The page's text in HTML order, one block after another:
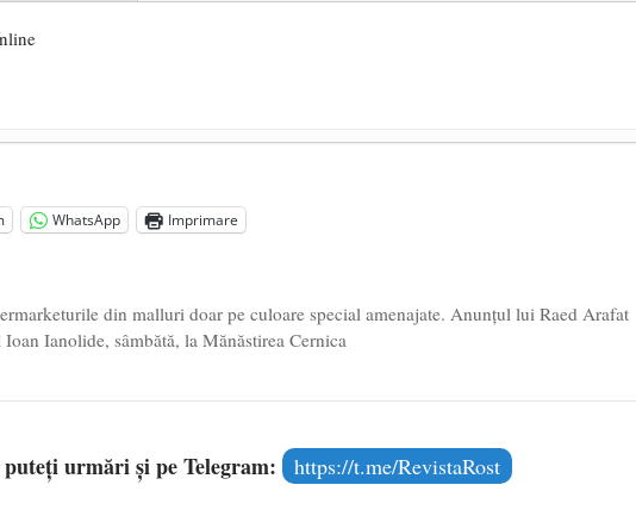
despre președintele Ucrainei, Volodymyr Zelensky
Națiunea - 21 aprilie 2026
efecte. Bustul poetului Octavian Goga, înlăturat din Iași
WhatsApp Imprimare
din malluri doar pe culoare special amenajate. Anunțul lui Raed Arafat
Ianolide, sâmbătă, la Mănăstirea Cernica
puteți urmări și pe Telegram: https://t.me/RevistaRost